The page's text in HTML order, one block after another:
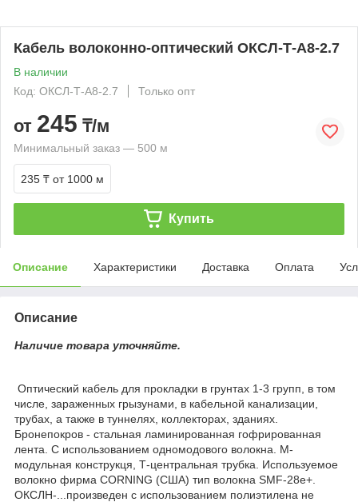
Кабель волоконно-оптический ОКСЛ-Т-А8-2.7
В наличии
Код: ОКСЛ-Т-А8-2.7
Только опт
от 245 ₸/м
Минимальный заказ — 500 м
235 ₸ от 1000 м
Купить
Описание Характеристики Доставка Оплата
Описание
Наличие товара уточняйте.
Оптический кабель для прокладки в грунтах 1-3 групп, в том
числе, зараженных грызунами, в кабельной канализации,
трубах, а также в туннелях, коллекторах, зданиях.
Бронепокров - стальная ламинированная гофрированная
лента. С использованием одномодового волокна. М-
модульная конструкця, Т-центральная трубка. Используемое
волокно фирма CORNING (США) тип волокна SMF-28e+.
ОКСЛН-...произведен с использованием полиэтилена не